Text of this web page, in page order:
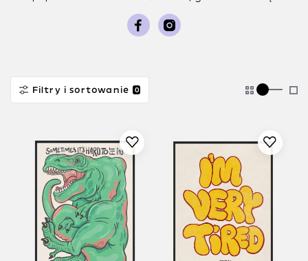
Filtry i sortowanie 0